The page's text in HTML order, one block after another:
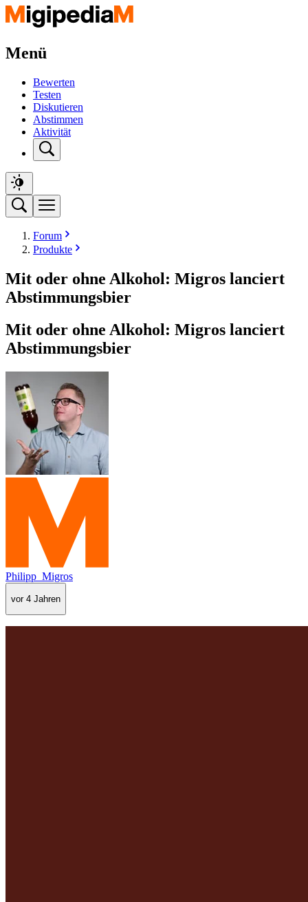
Menü
Bewerten
Testen
Diskutieren
Abstimmen
Aktivität
Forum
Produkte
Mit oder ohne Alkohol: Migros lanciert
Abstimmungsbier
Mit oder ohne Alkohol: Migros lanciert
Abstimmungsbier
Philipp_Migros
vor 4 Jahren